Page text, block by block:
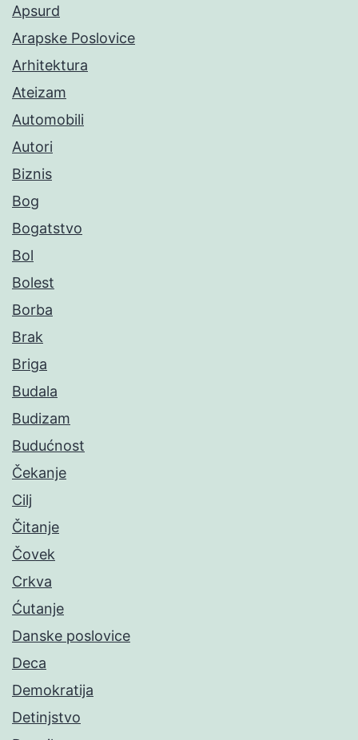
Apsurd
Arapske Poslovice
Arhitektura
Ateizam
Automobili
Autori
Biznis
Bog
Bogatstvo
Bol
Bolest
Borba
Brak
Briga
Budala
Budizam
Budućnost
Čekanje
Cilj
Čitanje
Čovek
Crkva
Ćutanje
Danske poslovice
Deca
Demokratija
Detinjstvo